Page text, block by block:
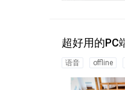
超好用的PC
语音 offline